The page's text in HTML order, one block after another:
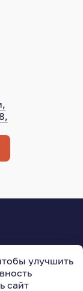
улучшить
сайт
5АС3